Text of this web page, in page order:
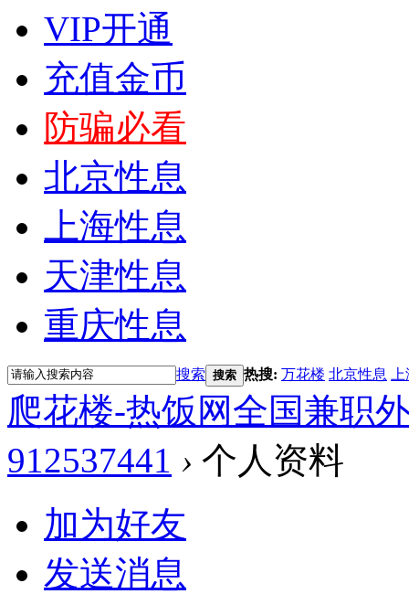
VIP开通
充值金币
防骗必看
北京性息
上海性息
天津性息
重庆性息
搜索 搜索 热搜: 万花楼 北京性息
爬花楼-热饭网全国兼职
912537441 › 个人资料
加为好友
发送消息